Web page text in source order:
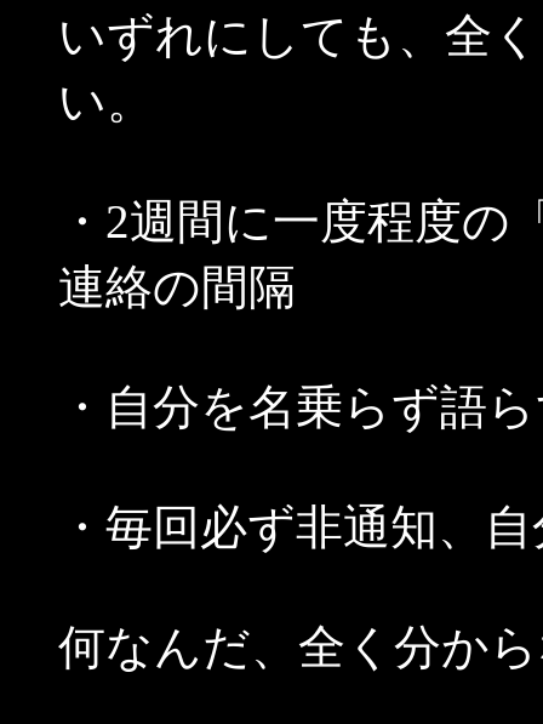
いずれにしても、全
い。
・2週間に一度程度
連絡の間隔
・自分を名乗らず語
・毎回必ず非通知、
何なんだ、全く分か